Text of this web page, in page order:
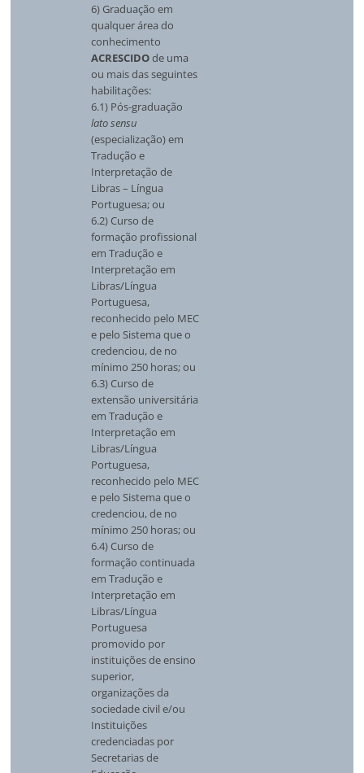
6) Graduação em
qualquer área do
conhecimento
ACRESCIDOde uma
ou mais das seguintes
habilitações:
6.1) Pós-graduação
lato sensu
(especialização) em
Tradução e
Interpretação de
Libras – Língua
Portuguesa; ou
6.2) Curso de
formação profissional
em Tradução e
Interpretação em
Libras/Língua
Portuguesa,
reconhecido pelo MEC
e pelo Sistema que o
credenciou, de no
mínimo 250 horas; ou
6.3) Curso de
extensão universitária
em Tradução e
Interpretação em
Libras/Língua
Portuguesa,
reconhecido pelo MEC
e pelo Sistema que o
credenciou, de no
mínimo 250 horas; ou
6.4) Curso de
formação continuada
em Tradução e
Interpretação em
Libras/Língua
Portuguesa
promovido por
instituições de ensino
superior,
organizações da
sociedade civil e/ou
Instituições
credenciadas por
Secretarias de